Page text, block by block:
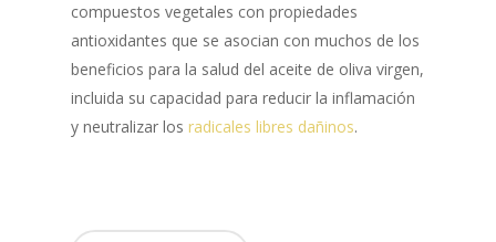
compuestos vegetales con propiedades
antioxidantes que se asocian con muchos de los
beneficios para la salud del aceite de oliva virgen,
incluida su capacidad para reducir la inflamación
y neutralizar los radicales libres dañinos.